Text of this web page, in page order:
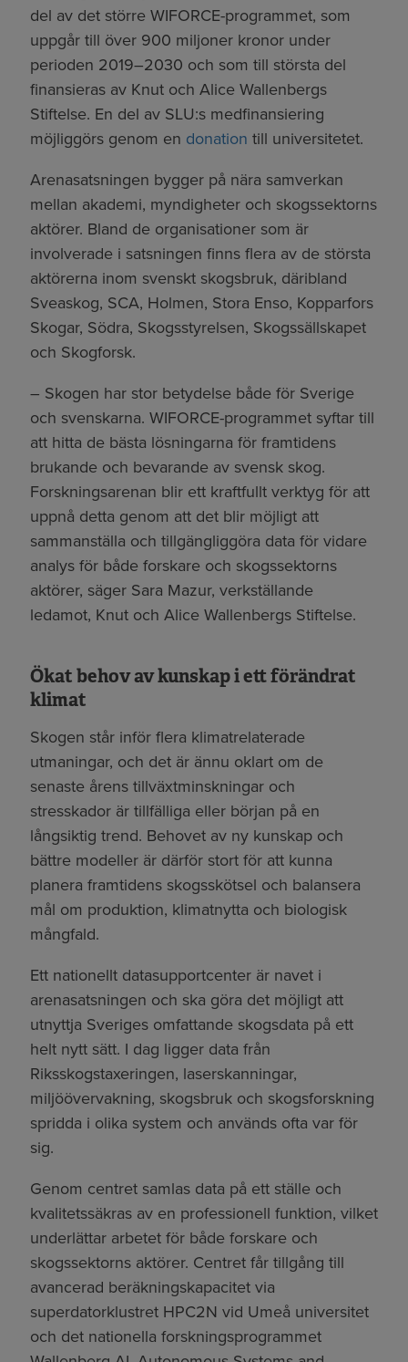
del av det större WIFORCE-programmet, som
uppgår till över 900 miljoner kronor under
perioden 2019–2030 och som till största del
finansieras av Knut och Alice Wallenbergs
Stiftelse. En del av SLU:s medfinansiering
möjliggörs genom en donation till universitetet.
Arenasatsningen bygger på nära samverkan
mellan akademi, myndigheter och skogssektorns
aktörer. Bland de organisationer som är
involverade i satsningen finns flera av de största
aktörerna inom svenskt skogsbruk, däribland
Sveaskog, SCA, Holmen, Stora Enso, Kopparfors
Skogar, Södra, Skogsstyrelsen, Skogssällskapet
och Skogforsk.
– Skogen har stor betydelse både för Sverige
och svenskarna. WIFORCE-programmet syftar till
att hitta de bästa lösningarna för framtidens
brukande och bevarande av svensk skog.
Forskningsarenan blir ett kraftfullt verktyg för att
uppnå detta genom att det blir möjligt att
sammanställa och tillgängliggöra data för vidare
analys för både forskare och skogssektorns
aktörer, säger Sara Mazur, verkställande
ledamot, Knut och Alice Wallenbergs Stiftelse.
Ökat behov av kunskap i ett förändrat
klimat
Skogen står inför flera klimatrelaterade
utmaningar, och det är ännu oklart om de
senaste årens tillväxtminskningar och
stresskador är tillfälliga eller början på en
långsiktig trend. Behovet av ny kunskap och
bättre modeller är därför stort för att kunna
planera framtidens skogsskötsel och balansera
mål om produktion, klimatnytta och biologisk
mångfald.
Ett nationellt datasupportcenter är navet i
arenasatsningen och ska göra det möjligt att
utnyttja Sveriges omfattande skogsdata på ett
helt nytt sätt. I dag ligger data från
Riksskogstaxeringen, laserskanningar,
miljöövervakning, skogsbruk och skogsforskning
spridda i olika system och används ofta var för
sig.
Genom centret samlas data på ett ställe och
kvalitetssäkras av en professionell funktion, vilket
underlättar arbetet för både forskare och
skogssektorns aktörer. Centret får tillgång till
avancerad beräkningskapacitet via
superdatorklustret HPC2N vid Umeå universitet
och det nationella forskningsprogrammet